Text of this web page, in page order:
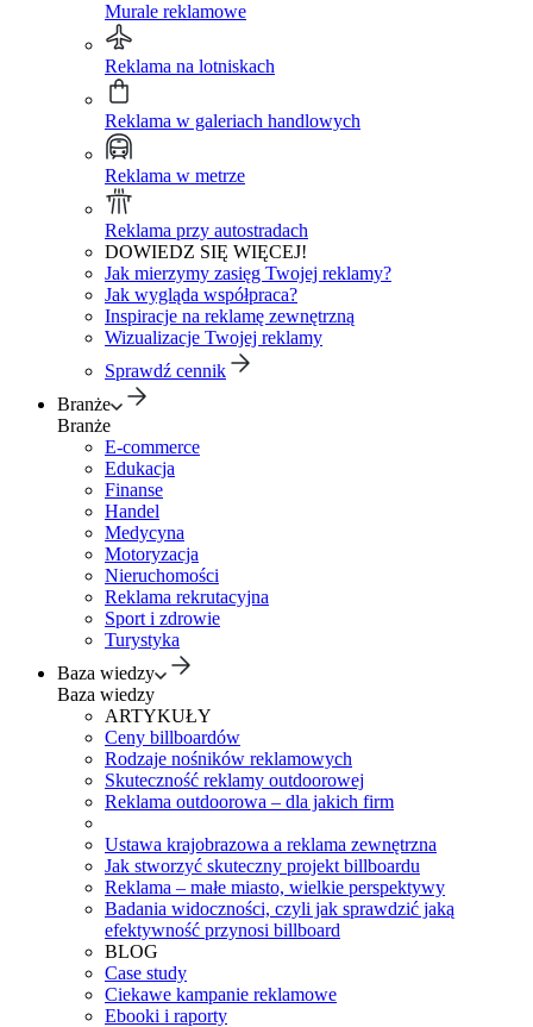
Murale reklamowe
Reklama na lotniskach
Reklama w galeriach handlowych
Reklama w metrze
Reklama przy autostradach
DOWIEDZ SIĘ WIĘCEJ!
Jak mierzymy zasięg Twojej reklamy?
Jak wygląda współpraca?
Inspiracje na reklamę zewnętrzną
Wizualizacje Twojej reklamy
Sprawdź cennik
Branże
Branże
E-commerce
Edukacja
Finanse
Handel
Medycyna
Motoryzacja
Nieruchomości
Reklama rekrutacyjna
Sport i zdrowie
Turystyka
Baza wiedzy
Baza wiedzy
ARTYKUŁY
Ceny billboardów
Rodzaje nośników reklamowych
Skuteczność reklamy outdoorowej
Reklama outdoorowa – dla jakich firm
Ustawa krajobrazowa a reklama zewnętrzna
Jak stworzyć skuteczny projekt billboardu
Reklama – małe miasto, wielkie perspektywy
Badania widoczności, czyli jak sprawdzić jaką
efektywność przynosi billboard
BLOG
Case study
Ciekawe kampanie reklamowe
Ebooki i raporty